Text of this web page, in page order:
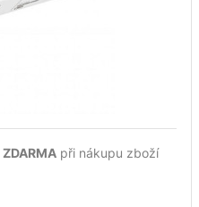
ZDARMA při nákupu zboží